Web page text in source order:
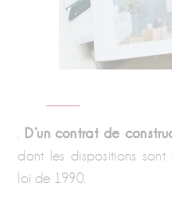
. D’un contrat de
dont les dispositions
loi de 1990.